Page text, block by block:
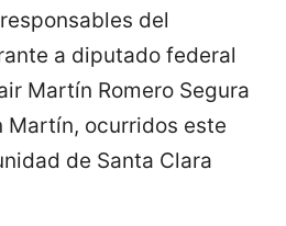
del
a diputado federal
Martín Romero Segura
Martín, ocurridos este
de Santa Clara